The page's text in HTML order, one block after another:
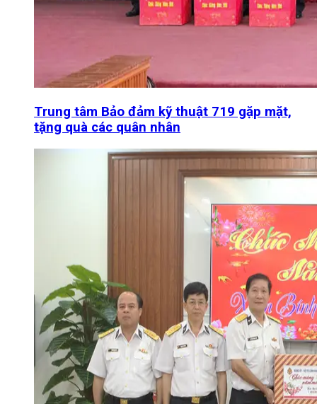
Trung tâm Bảo đảm kỹ thuật 719 gặp mặt,
tặng quà các quân nhân